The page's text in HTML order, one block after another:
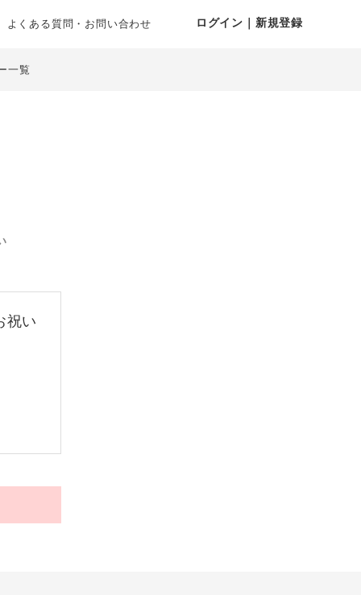
よくある質問・お問い合わせ ログイン｜新規登録
一覧
祝い